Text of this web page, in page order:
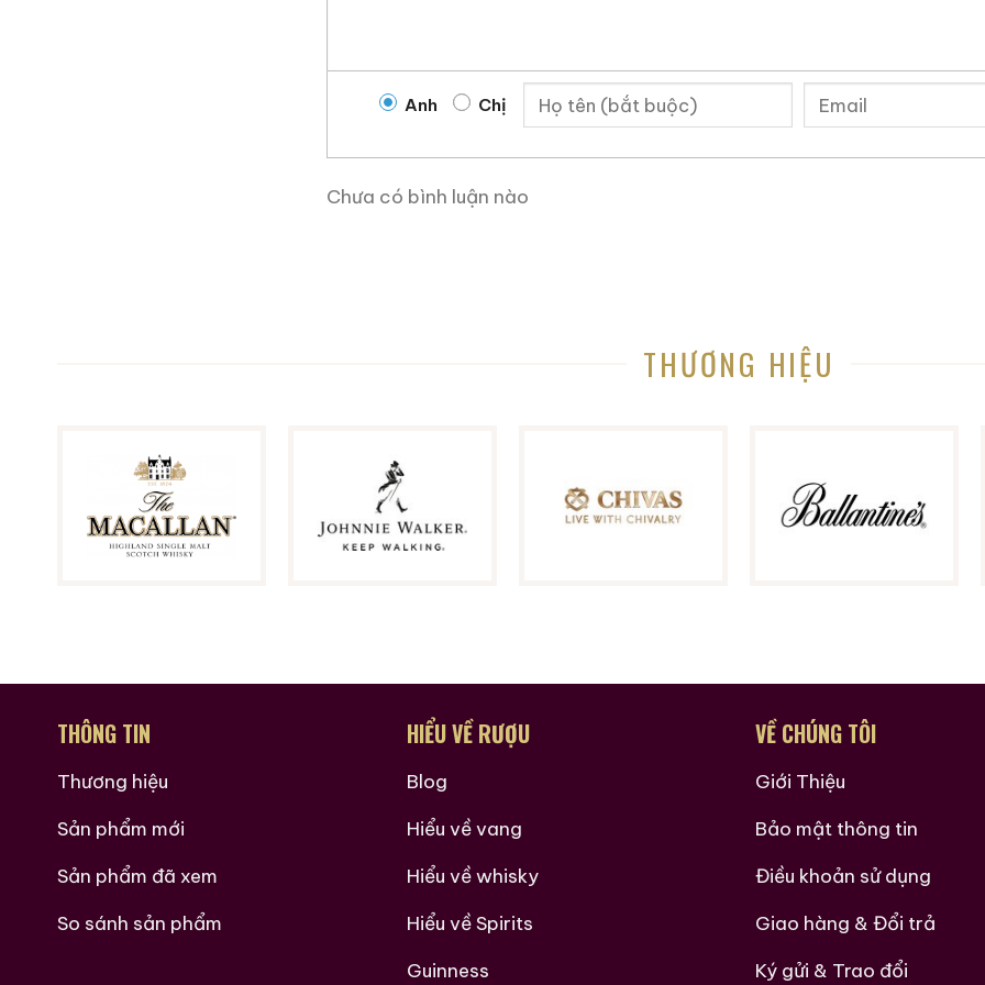
Anh Chị
Chưa có bình luận nào
THƯƠNG HIỆU
THÔNG TIN
Thương hiệu
Sản phẩm mới
Sản phẩm đã xem
So sánh sản phẩm
HIỂU VỀ RƯỢU
Blog
Hiểu về vang
Hiểu về whisky
Hiểu về Spirits
Guinness
VỀ CHÚNG TÔI
Giới Thiệu
Bảo mật thông tin
Điều khoản sử dụng
Giao hàng & Đổi trả
Ký gửi & Trao đổi